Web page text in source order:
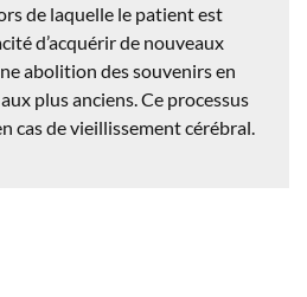
de laquelle le patient est
d’acquérir de nouveaux
abolition des souvenirs en
plus anciens. Ce processus
cas de vieillissement cérébral.